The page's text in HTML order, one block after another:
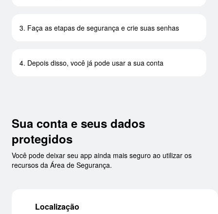
3. Faça as etapas de segurança e crie suas senhas
4. Depois disso, você já pode usar a sua conta
Sua conta e seus dados
protegidos
Você pode deixar seu app ainda mais seguro ao utilizar os
recursos da Área de Segurança.
Localização